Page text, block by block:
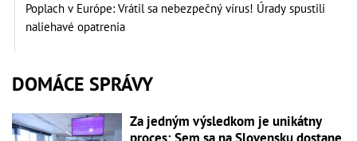
Poplach v Európe: Vrátil sa nebezpečný vírus! Úrady spustili
naliehavé opatrenia
DOMÁCE SPRÁVY
Za jedným výsledkom je unikátny